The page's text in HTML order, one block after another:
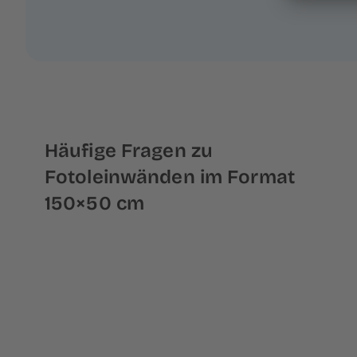
Häufige Fragen zu
Fotoleinwänden im Format
150×50 cm